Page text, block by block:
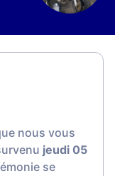
nous vous
jeudi 05
se